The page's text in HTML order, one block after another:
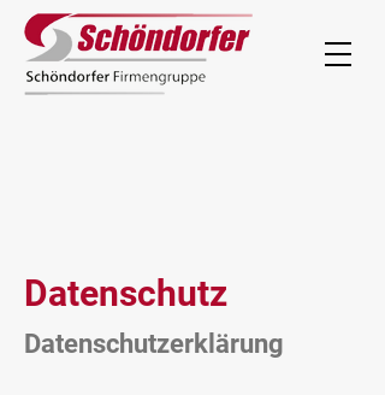
Datenschutz
Datenschutzerklärung